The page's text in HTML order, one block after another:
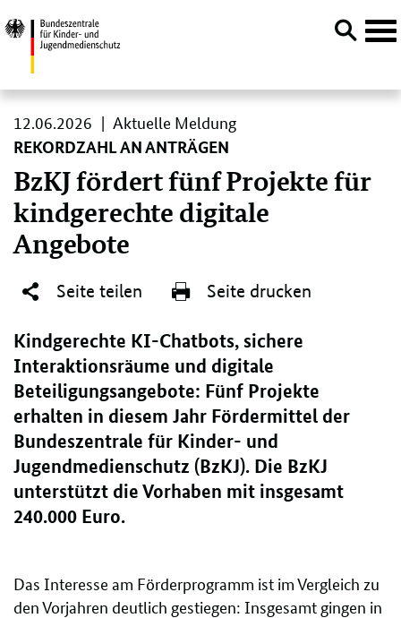
Direktlink:
REKORDZAHL AN ANTRÄGEN
BzKJ fördert fünf Projekte für
kindgerechte digitale
Angebote
12.06.2026 12.
06.
2026
Aktuelle Meldung
Seite teilen Seite drucken
Kindgerechte KI-Chatbots, sichere
Interaktionsräume und digitale
Beteiligungsangebote: Fünf Projekte
erhalten in diesem Jahr Fördermittel der
Bundeszentrale für Kinder- und
Jugendmedienschutz (BzKJ). Die BzKJ
unterstützt die Vorhaben mit insgesamt
240.000 Euro.
Das Interesse am Förderprogramm ist im Vergleich zu
den Vorjahren deutlich gestiegen: Insgesamt gingen in